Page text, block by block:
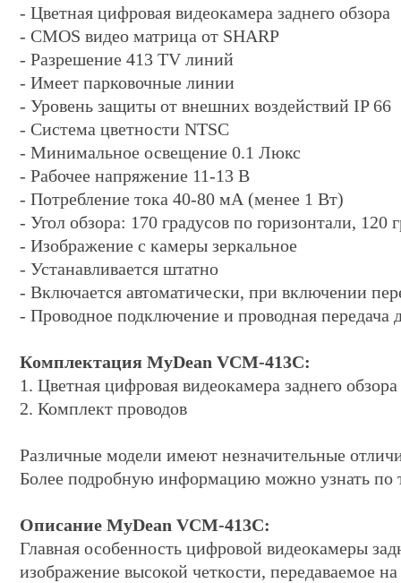
- Цветная цифровая видеокамера заднего обзора
- CMOS видео матрица от SHARP
- Разрешение 413 TV линий
- Имеет парковочные линии
- Уровень защиты от внешних воздействий IP 66
- Система цветности NTSC
- Минимальное освещение 0.1 Люкс
- Рабочее напряжение 11-13 В
- Потребление тока 40-80 мА (менее 1 Вт)
- Угол обзора: 170 градусов по горизонтали, 120
- Изображение с камеры зеркальное
- Устанавливается штатно
- Включается автоматически, при включении
- Проводное подключение и проводная передача
Комплектация MyDean VCM-413C:
1. Цветная цифровая видеокамера заднего обзора
2. Комплект проводов
Различные модели имеют незначительные
Более подробную информацию можно узнать по
Описание MyDean VCM-413C:
Главная особенность цифровой видеокамеры
изображение высокой четкости, передаваемое